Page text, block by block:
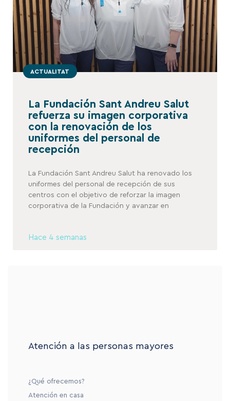
ACTUALITAT
La Fundación Sant Andreu Salut
refuerza su imagen corporativa
con la renovación de los
uniformes del personal de
recepción
La Fundación Sant Andreu Salut ha renovado los
uniformes del personal de recepción de sus
centros con el objetivo de reforzar la imagen
corporativa de la Fundación y avanzar en
Hace 4 semanas
Atención a las personas mayores
¿Qué ofrecemos?
Atención en casa